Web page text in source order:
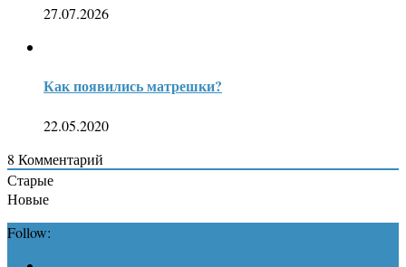
27.07.2026
Как появились матрешки?
22.05.2020
8 Комментарий
Старые
Новые
Follow: